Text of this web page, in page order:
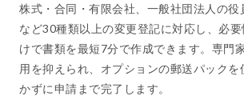
株式・合同・有限会社、一般社団法人の役
など30種類以上の変更登記に対応し、必
けで書類を最短7分で作成できます。専門
用を抑えられ、オプションの郵送パック
かずに申請まで完了します。